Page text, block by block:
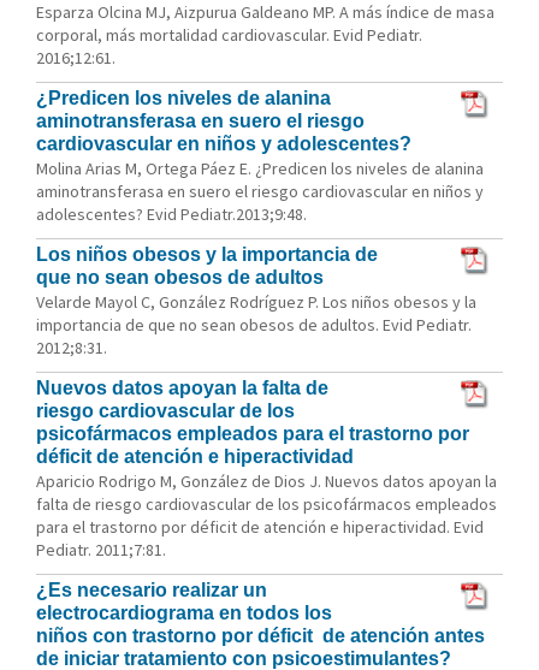
Esparza Olcina MJ, Aizpurua Galdeano MP. A más índice de masa
corporal, más mortalidad cardiovascular. Evid Pediatr.
2016;12:61.
¿Predicen los niveles de alanina
aminotransferasa en suero el riesgo
cardiovascular en niños y adolescentes?
Molina Arias M, Ortega Páez E. ¿Predicen los niveles de alanina
aminotransferasa en suero el riesgo cardiovascular en niños y
adolescentes? Evid Pediatr.2013;9:48.
Los niños obesos y la importancia de
que no sean obesos de adultos
Velarde Mayol C, González Rodríguez P. Los niños obesos y la
importancia de que no sean obesos de adultos. Evid Pediatr.
2012;8:31.
Nuevos datos apoyan la falta de
riesgo cardiovascular de los
psicofármacos empleados para el trastorno por
déficit de atención e hiperactividad
Aparicio Rodrigo M, González de Dios J. Nuevos datos apoyan la
falta de riesgo cardiovascular de los psicofármacos empleados
para el trastorno por déficit de atención e hiperactividad. Evid
Pediatr. 2011;7:81.
¿Es necesario realizar un
electrocardiograma en todos los
niños con trastorno por déficit de atención antes
de iniciar tratamiento con psicoestimulantes?